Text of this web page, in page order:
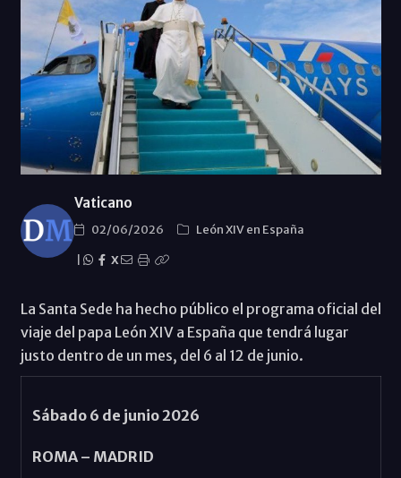
Vaticano
02/06/2026
León XIV en España
X
La Santa Sede ha hecho público el programa oficial del
viaje del papa León XIV a España que tendrá lugar
justo dentro de un mes, del 6 al 12 de junio.
Sábado 6 de junio 2026
ROMA – MADRID